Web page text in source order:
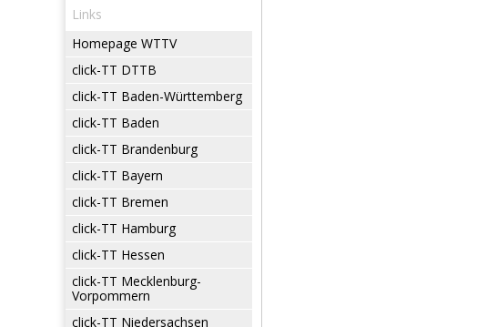
Links
Homepage WTTV
click-TT DTTB
click-TT Baden-Württemberg
click-TT Baden
click-TT Brandenburg
click-TT Bayern
click-TT Bremen
click-TT Hamburg
click-TT Hessen
click-TT Mecklenburg-
Vorpommern
click-TT Niedersachsen